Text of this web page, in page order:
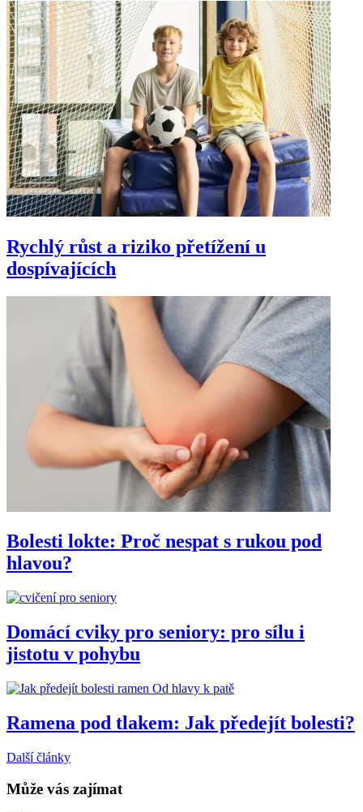
Rychlý růst a riziko přetížení u
dospívajících
Bolesti lokte: Proč nespat s rukou pod
hlavou?
Domácí cviky pro seniory: pro sílu i
jistotu v pohybu
Od hlavy k patě
Ramena pod tlakem: Jak předejít bolesti?
Další články
Může vás zajímat